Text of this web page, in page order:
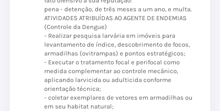
pena - detenção, de três meses a um ano, e multa.
ATIVIDADES ATRIBUÍDAS AO AGENTE DE ENDEMIAS
(Controle da Dengue)
- Realizar pesquisa larvária em imóveis para
levantamento de índice, descobrimento de focos,
armadilhas (ovitrampas) e pontos estratégicos;
- Executar o tratamento focal e perifocal como
medida complementar ao controle mecânico,
aplicando larvicida ou adulticida conforme
orientação técnica;
- coletar exemplares de vetores em armadilhas ou
em seu habitat natural;